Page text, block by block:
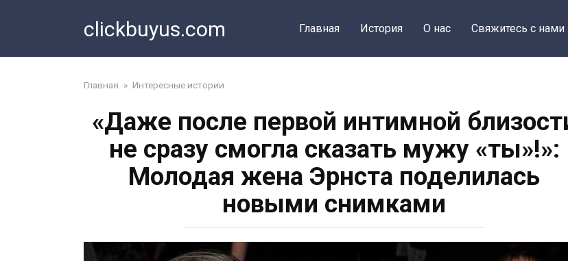
clickbuyus.com Главная История О нас Свяжитесь с нами
Главная » Интересные истории
«Даже после первой интимной
не сразу смогла сказать мужу «ты»!»:
Молодая жена Эрнста поделилась
новыми снимками